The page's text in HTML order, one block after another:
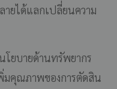
ยได้แลกเปลี่ยนความ
โยบายด้านทรัพยากร
คุณภาพของการตัดสิน